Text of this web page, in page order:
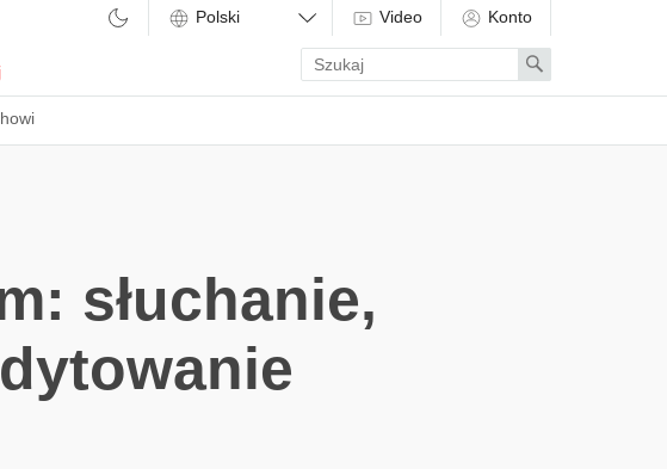
Video Konto
Enter
search
term
Search
słuchanie,